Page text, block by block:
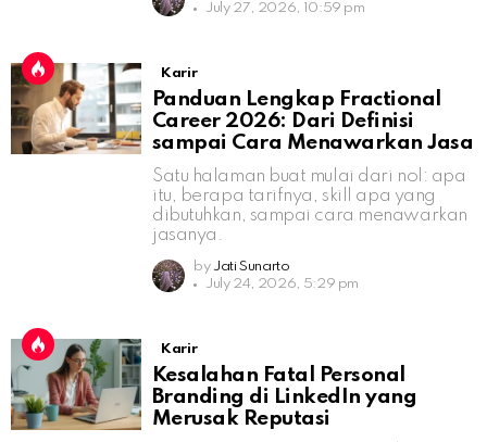
July 27, 2026, 10:59 pm
Karir
Panduan Lengkap Fractional
Career 2026: Dari Definisi
sampai Cara Menawarkan Jasa
Satu halaman buat mulai dari nol: apa
itu, berapa tarifnya, skill apa yang
dibutuhkan, sampai cara menawarkan
jasanya.
by Jati Sunarto
July 24, 2026, 5:29 pm
Karir
Kesalahan Fatal Personal
Branding di LinkedIn yang
Merusak Reputasi